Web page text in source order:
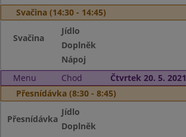
Svačina (14:30 - 14:45)
Svačina
Jídlo
Doplněk
Nápoj
Menu
Chod
Čtvrtek 20. 5. 2021
Přesnídávka (8:30 - 8:45)
Přesnídávka
Jídlo
Doplněk